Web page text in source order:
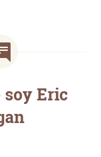
soy Eric